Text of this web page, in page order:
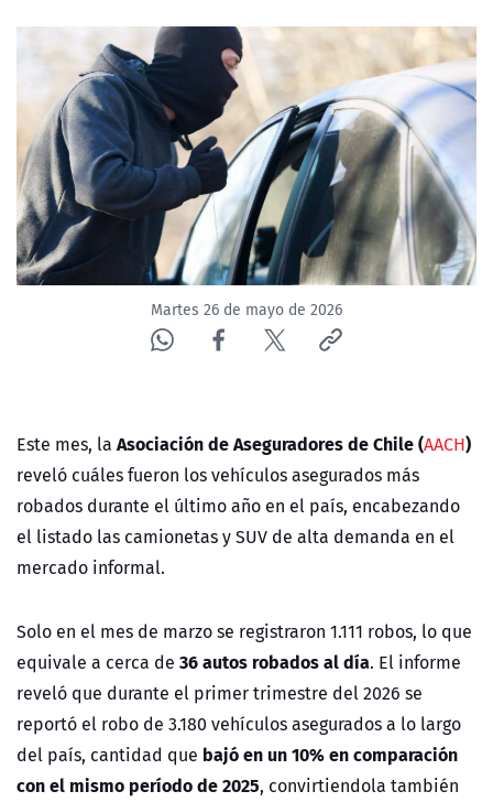
NTV
ACTUALIDAD Y TENDENCIAS
CORPORATIVO Y TRANSPARENCIA
CANAL DE DENUNCIAS
ÁREA DE PROYECTOS
Martes 26 de mayo de 2026
Este mes, la Asociación de Aseguradores de Chile (AACH)
reveló cuáles fueron los vehículos asegurados más
robados durante el último año en el país, encabezando
el listado las camionetas y SUV de alta demanda en el
mercado informal.
Solo en el mes de marzo se registraron 1.111 robos, lo que
equivale a cerca de 36 autos robados al día. El informe
reveló que durante el primer trimestre del 2026 se
reportó el robo de 3.180 vehículos asegurados a lo largo
del país, cantidad que bajó en un 10% en comparación
con el mismo período de 2025, convirtiendola también